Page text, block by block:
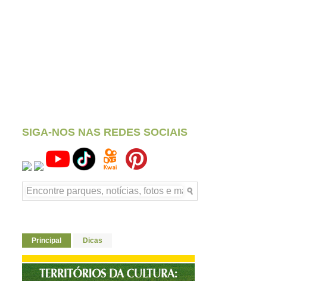
SIGA-NOS NAS REDES SOCIAIS
Principal Dicas